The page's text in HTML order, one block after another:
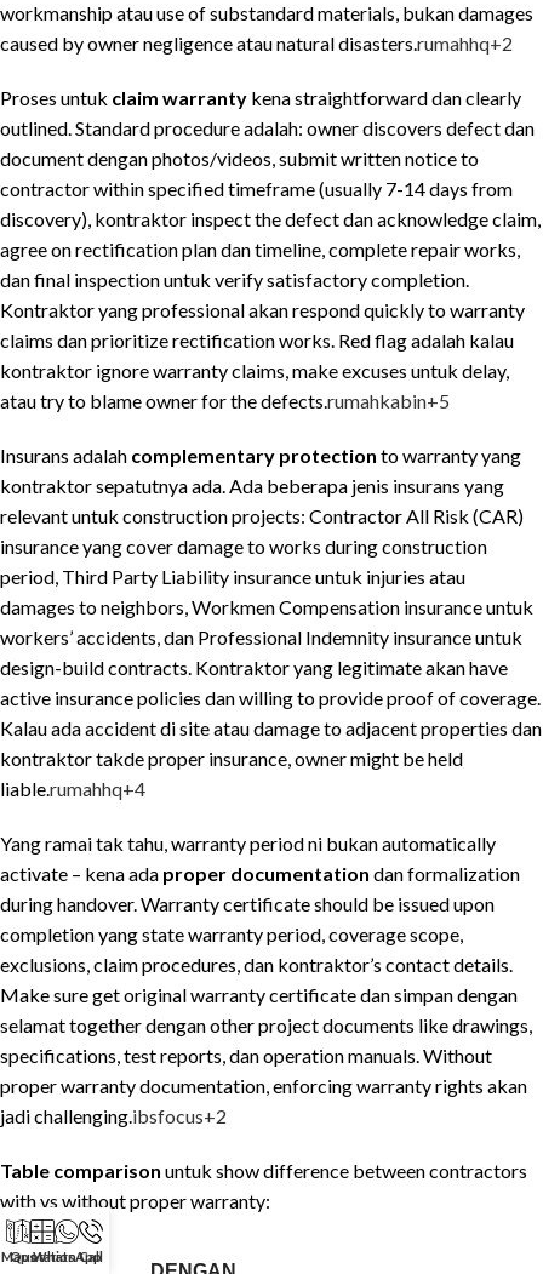
workmanship atau use of substandard materials, bukan damages
caused by owner negligence atau natural disasters.rumahhq+2
Proses untuk claim warranty kena straightforward dan clearly
outlined. Standard procedure adalah: owner discovers defect dan
document dengan photos/videos, submit written notice to
contractor within specified timeframe (usually 7-14 days from
discovery), kontraktor inspect the defect dan acknowledge claim,
agree on rectification plan dan timeline, complete repair works,
dan final inspection untuk verify satisfactory completion.
Kontraktor yang professional akan respond quickly to warranty
claims dan prioritize rectification works. Red flag adalah kalau
kontraktor ignore warranty claims, make excuses untuk delay,
atau try to blame owner for the defects.rumahkabin+5
Insurans adalah complementary protection to warranty yang
kontraktor sepatutnya ada. Ada beberapa jenis insurans yang
relevant untuk construction projects: Contractor All Risk (CAR)
insurance yang cover damage to works during construction
period, Third Party Liability insurance untuk injuries atau
damages to neighbors, Workmen Compensation insurance untuk
workers’ accidents, dan Professional Indemnity insurance untuk
design-build contracts. Kontraktor yang legitimate akan have
active insurance policies dan willing to provide proof of coverage.
Kalau ada accident di site atau damage to adjacent properties dan
kontraktor takde proper insurance, owner might be held
liable.rumahhq+4
Yang ramai tak tahu, warranty period ni bukan automatically
activate – kena ada proper documentation dan formalization
during handover. Warranty certificate should be issued upon
completion yang state warranty period, coverage scope,
exclusions, claim procedures, dan kontraktor’s contact details.
Make sure get original warranty certificate dan simpan dengan
selamat together dengan other project documents like drawings,
specifications, test reports, dan operation manuals. Without
proper warranty documentation, enforcing warranty rights akan
jadi challenging.ibsfocus+2
Table comparison untuk show difference between contractors
with vs without proper warranty:
Maps
Quotation
WhatsApp
Call